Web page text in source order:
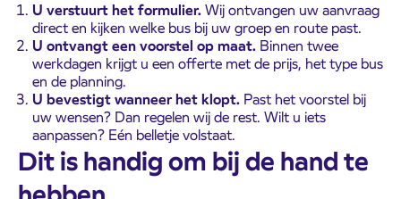
U verstuurt het formulier.Wij ontvangen uw aanvraag
direct en kijken welke bus bij uw groep en route past.
U ontvangt een voorstel op maat. Binnen twee
werkdagen krijgt u een offerte met de prijs, het type bus
en de planning.
U bevestigt wanneer het klopt. Past het voorstel bij
uw wensen? Dan regelen wij de rest. Wilt u iets
aanpassen? Eén belletje volstaat.
Dit is handig om bij de hand te